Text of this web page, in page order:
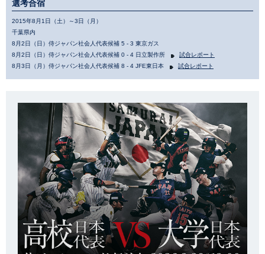
選考合宿
2015年8月1日（土）～3日（月）
千葉県内
8月2日（日）侍ジャパン社会人代表候補 5 - 3 東京ガス
8月2日（日）侍ジャパン社会人代表候補 0 - 4 日立製作所
試合レポート
8月3日（月）侍ジャパン社会人代表候補 8 - 4 JFE東日本
試合レポート